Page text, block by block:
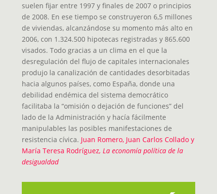
suelen fijar entre 1997 y finales de 2007 o principios
de 2008. En ese tiempo se construyeron 6,5 millones
de viviendas, alcanzándose su momento más alto en
2006, con 1.324.500 hipotecas registradas y 865.600
visados. Todo gracias a un clima en el que la
desregulación del flujo de capitales internacionales
produjo la canalización de cantidades desorbitadas
hacia algunos países, como España, donde una
debilidad endémica del sistema democrático
facilitaba la “omisión o dejación de funciones” del
lado de la Administración y hacía fácilmente
manipulables las posibles manifestaciones de
resistencia cívica. Juan Romero, Juan Carlos Collado y
María Teresa Rodríguez, La economía política de la
desigualdad